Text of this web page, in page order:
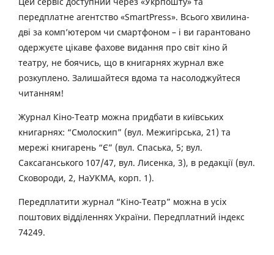
передплатне агентство «SmartPress». Всього хвилина-
дві за комп’ютером чи смартфоном – і ви гарантовано
одержуєте цікаве фахове видання про світ кіно й
театру, не боячись, що в книгарнях журнал вже
розкуплено. Залишайтеся вдома та насолоджуйтеся
читанням!
Журнал Кіно-Театр можна придбати в київських
книгарнях: “Смолоскип” (вул. Межигірська, 21) та
мережі книгарень “Є” (вул. Спаська, 5; вул.
Саксаганського 107/47, вул. Лисенка, 3), в редакції (вул.
Сковороди, 2, НаУКМА, корп. 1).
Передплатити журнал “Кіно-Театр” можна в усіх
поштових відділеннях України. Передплатний індекс
74249.